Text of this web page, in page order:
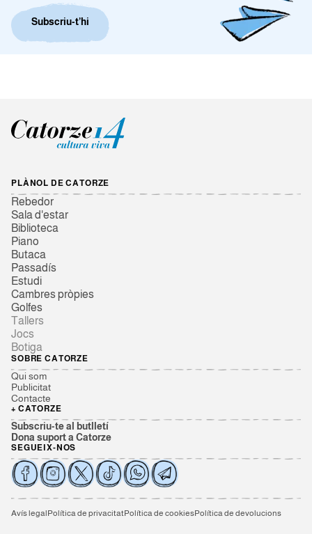
Subscriu-t’hi
PLÀNOL DE CATORZE
Rebedor
Sala d'estar
Biblioteca
Piano
Butaca
Passadís
Estudi
Cambres pròpies
Golfes
Tallers
Jocs
Botiga
SOBRE CATORZE
Qui som
Publicitat
Contacte
+ CATORZE
Subscriu-te al butlletí
Dona suport a Catorze
SEGUEIX-NOS
Avís legalPolítica de privacitatPolítica de cookiesPolítica de devolucions